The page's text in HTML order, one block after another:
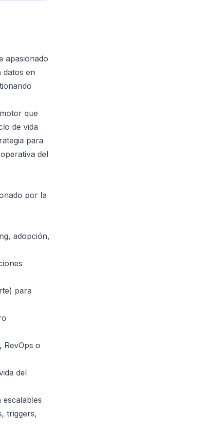
apasionado
datos en
que
de vida
para
del
por la
adopción,
para
RevOps o
del
triggers,